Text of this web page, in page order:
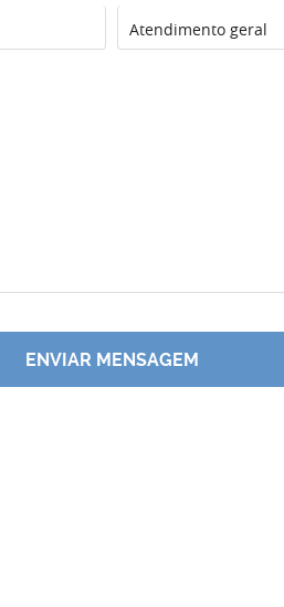
Atendimento geral